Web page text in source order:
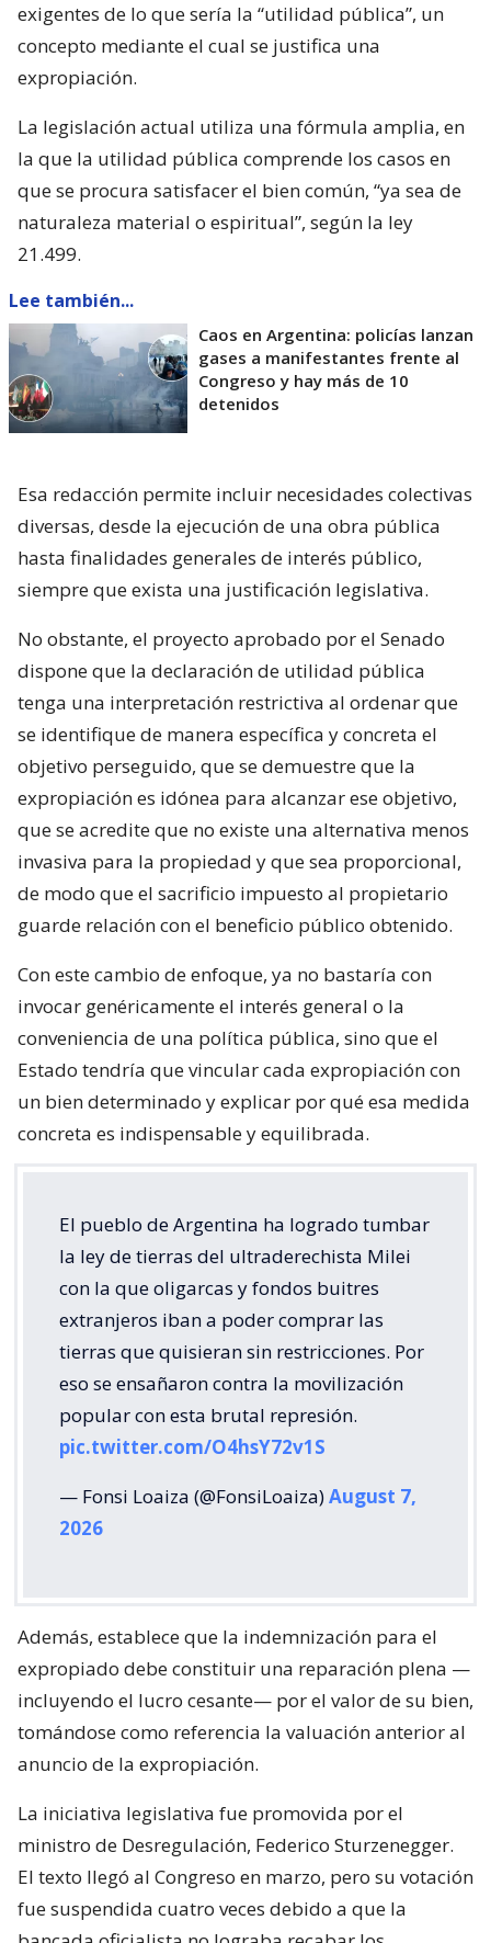
exigentes de lo que sería la “utilidad pública”, un
concepto mediante el cual se justifica una
expropiación.
La legislación actual utiliza una fórmula amplia, en
la que la utilidad pública comprende los casos en
que se procura satisfacer el bien común, “ya sea de
naturaleza material o espiritual”, según la ley
21.499.
Lee también...
Caos en Argentina: policías lanzan
gases a manifestantes frente al
Congreso y hay más de 10
detenidos
Esa redacción permite incluir necesidades colectivas
diversas, desde la ejecución de una obra pública
hasta finalidades generales de interés público,
siempre que exista una justificación legislativa.
No obstante, el proyecto aprobado por el Senado
dispone que la declaración de utilidad pública
tenga una interpretación restrictiva al ordenar que
se identifique de manera específica y concreta el
objetivo perseguido, que se demuestre que la
expropiación es idónea para alcanzar ese objetivo,
que se acredite que no existe una alternativa menos
invasiva para la propiedad y que sea proporcional,
de modo que el sacrificio impuesto al propietario
guarde relación con el beneficio público obtenido.
Con este cambio de enfoque, ya no bastaría con
invocar genéricamente el interés general o la
conveniencia de una política pública, sino que el
Estado tendría que vincular cada expropiación con
un bien determinado y explicar por qué esa medida
concreta es indispensable y equilibrada.
El pueblo de Argentina ha logrado tumbar
la ley de tierras del ultraderechista Milei
con la que oligarcas y fondos buitres
extranjeros iban a poder comprar las
tierras que quisieran sin restricciones. Por
eso se ensañaron contra la movilización
popular con esta brutal represión.
pic.twitter.com/O4hsY72v1S
— Fonsi Loaiza (@FonsiLoaiza)August 7,
2026
Además, establece que la indemnización para el
expropiado debe constituir una reparación plena —
incluyendo el lucro cesante— por el valor de su bien,
tomándose como referencia la valuación anterior al
anuncio de la expropiación.
La iniciativa legislativa fue promovida por el
ministro de Desregulación, Federico Sturzenegger.
El texto llegó al Congreso en marzo, pero su votación
fue suspendida cuatro veces debido a que la